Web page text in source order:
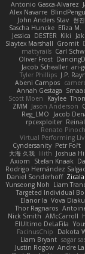
Antonio Gasca-Alvarez
Alex Navarre
John Anders Stav 현
Sascha Huncke Elīza M.
Jessica DESTER Kiki
Slaytex Marshall Gromit
mattyrails Carl
Oliver Frost
Jacob Schealler ari-
Tyler Phillips J.P.
Abeni Campos
Annah Gestaga
Scott Moen
Kaylee
ZMM Jason Anderson
Reg_LMO
Jacob
rpcexploiter
Renato
Virtual Performing
Cyndersanity Petr Fořt
大海 久我 lilith Joshua
Axiom
Stefan Knaak
Rodrigo Hernández
Daniel Sonderhoff
Yunseong Noh Liam
Targeted Individual
Elanor la Vova
Thor Ragnaros
Nick Smith AMcCarroll
ElUltimo DeLaFila
FacinusChip
Dakota
Liam Bryant sagar
Justin Rogow Andre